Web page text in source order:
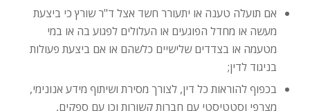
אם תועלה טענה או יתעורר חשד אצל ד"ר שורץ כי ביצעת
מעשה או מחדל הפוגעים או העלולים לפגוע בה או במי
מטעמה או בצדדים שלישיים כלשהם או אם ביצעת פעולות
בניגוד לדין;
בכפוף להוראות כל דין, לצורך מסירת ושיתוף מידע אנונימי,
מצרפי וסטטיסטי עם חברות קשורות וכן עם ספקים,